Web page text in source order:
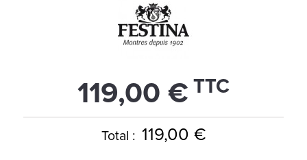
119,00 € TTC
Total : 119,00 €